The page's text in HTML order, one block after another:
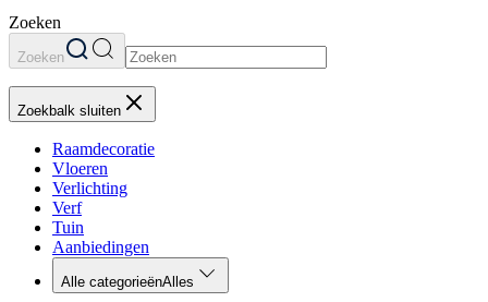
Zoeken
Zoeken
Zoekbalk sluiten
Raamdecoratie
Vloeren
Verlichting
Verf
Tuin
Aanbiedingen
Alle categorieënAlles